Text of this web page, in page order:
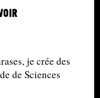
je crée des